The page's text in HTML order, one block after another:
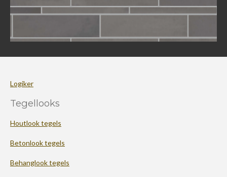
Logiker
Tegellooks
Houtlook tegels
Betonlook tegels
Behanglook tegels